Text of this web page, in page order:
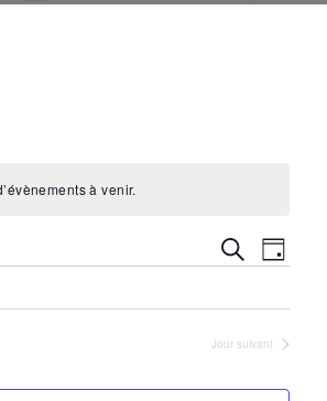
à venir.
Recherche
vues
Jour
Jour suivant